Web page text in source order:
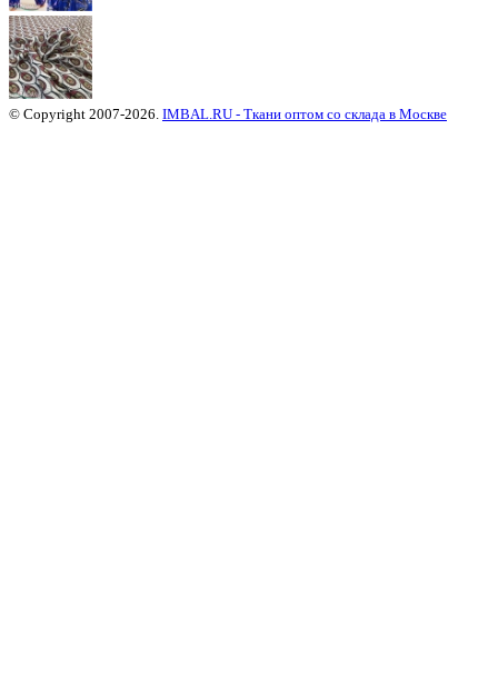
© Copyright 2007-2026. IMBAL.RU - Ткани оптом со склада в Москве